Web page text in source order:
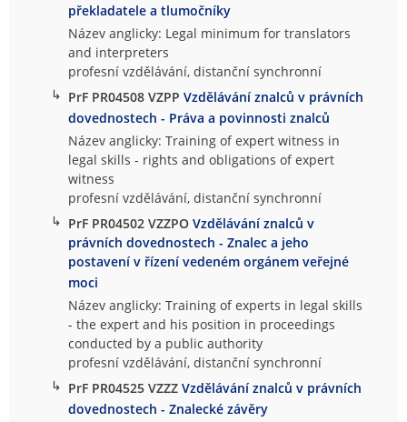
překladatele a tlumočníky
Název anglicky: Legal minimum for translators
and interpreters
profesní vzdělávání, distanční synchronní
↳ PrF PR04508 VZPPVzdělávání znalců v právních
dovednostech - Práva a povinnosti znalců
Název anglicky: Training of expert witness in
legal skills - rights and obligations of expert
witness
profesní vzdělávání, distanční synchronní
↳ PrF PR04502 VZZPOVzdělávání znalců v
právních dovednostech - Znalec a jeho
postavení v řízení vedeném orgánem veřejné
moci
Název anglicky: Training of experts in legal skills
- the expert and his position in proceedings
conducted by a public authority
profesní vzdělávání, distanční synchronní
↳ PrF PR04525 VZZZVzdělávání znalců v právních
dovednostech - Znalecké závěry